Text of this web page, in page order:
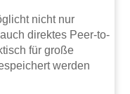
nicht nur
direktes Peer-to-
für große
werden